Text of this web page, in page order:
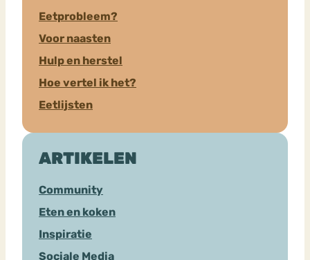
Eetprobleem?
Voor naasten
Hulp en herstel
Hoe vertel ik het?
Eetlijsten
ARTIKELEN
Community
Eten en koken
Inspiratie
Sociale Media